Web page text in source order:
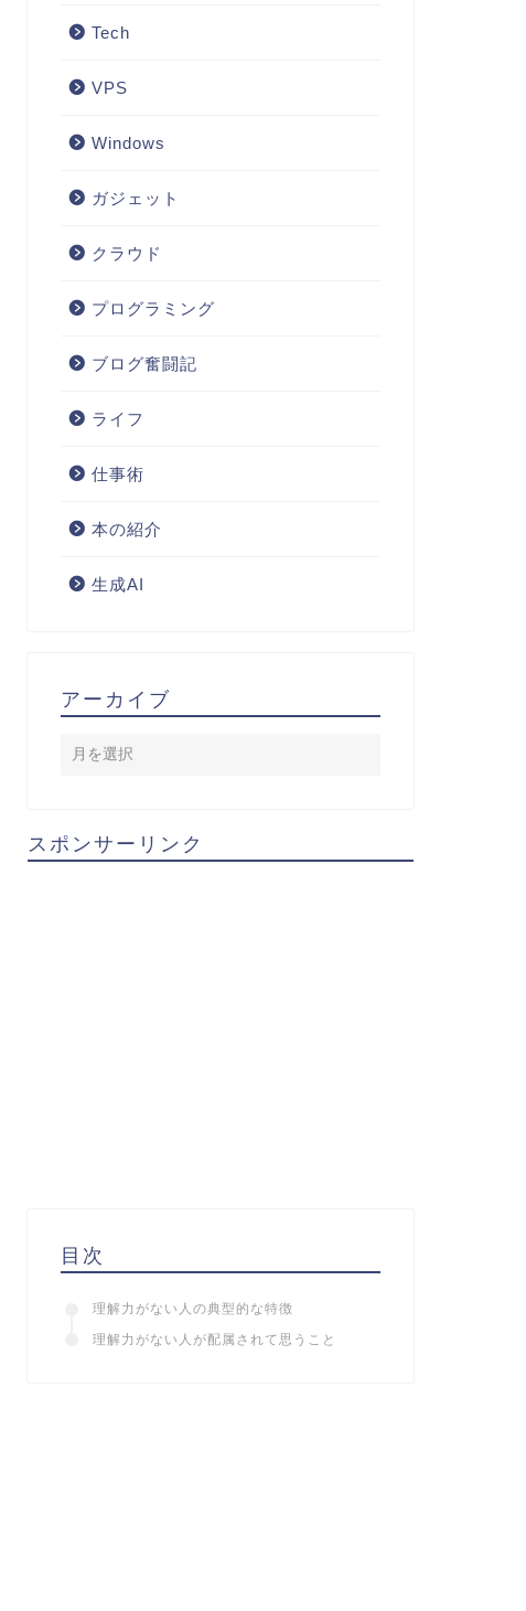
Tech
VPS
Windows
ガジェット
クラウド
プログラミング
ブログ奮闘記
ライフ
仕事術
本の紹介
生成AI
アーカイブ
スポンサーリンク
目次
理解力がない人の典型的な特徴
理解力がない人が配属されて思うこと